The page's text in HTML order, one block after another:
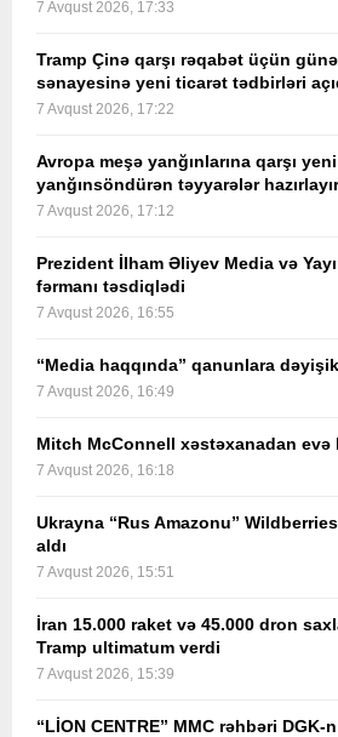
7 Avqust 2026, 17:33
Tramp Çinə qarşı rəqabət üçün
sənayesinə yeni ticarət tədbirləri
7 Avqust 2026, 17:22
Avropa meşə yanğınlarına qarşı
yanğınsöndürən təyyarələr hazırlayır
7 Avqust 2026, 17:12
Prezident İlham Əliyev Media və
fərmanı təsdiqlədi
7 Avqust 2026, 16:55
“Media haqqında” qanunlara
7 Avqust 2026, 16:49
Mitch McConnell xəstəxanadan evə
7 Avqust 2026, 16:18
Ukrayna “Rus Amazonu”
aldı
7 Avqust 2026, 15:51
İran 15.000 raket və 45.000 dron
Tramp ultimatum verdi
7 Avqust 2026, 15:39
“LİON CENTRE” MMC rəhbəri DGK-